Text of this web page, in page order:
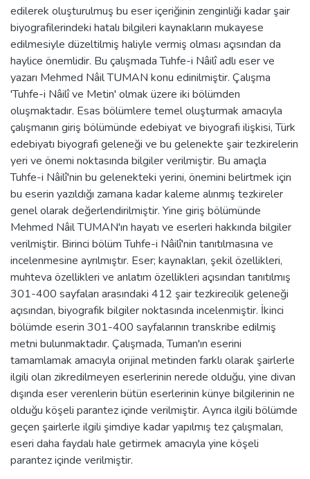
edilerek oluşturulmuş bu eser içeriğinin zenginliği kadar şair
biyografilerindeki hatalı bilgileri kaynakların mukayese
edilmesiyle düzeltilmiş haliyle vermiş olması açısından da
haylice önemlidir. Bu çalışmada Tuhfe-i Nâilî adlı eser ve
yazarı Mehmed Nâil TUMAN konu edinilmiştir. Çalışma
'Tuhfe-i Nâilî ve Metin' olmak üzere iki bölümden
oluşmaktadır. Esas bölümlere temel oluşturmak amacıyla
çalışmanın giriş bölümünde edebiyat ve biyografi ilişkisi, Türk
edebiyatı biyografi geleneği ve bu gelenekte şair tezkirelerin
yeri ve önemi noktasında bilgiler verilmiştir. Bu amaçla
Tuhfe-i Nâilî'nin bu gelenekteki yerini, önemini belirtmek için
bu eserin yazıldığı zamana kadar kaleme alınmış tezkireler
genel olarak değerlendirilmiştir. Yine giriş bölümünde
Mehmed Nâil TUMAN'ın hayatı ve eserleri hakkında bilgiler
verilmiştir. Birinci bölüm Tuhfe-i Nâilî'nin tanıtılmasına ve
incelenmesine ayrılmıştır. Eser; kaynakları, şekil özellikleri,
muhteva özellikleri ve anlatım özellikleri açısından tanıtılmış
301-400 sayfaları arasındaki 412 şair tezkirecilik geleneği
açısından, biyografik bilgiler noktasında incelenmiştir. İkinci
bölümde eserin 301-400 sayfalarının transkribe edilmiş
metni bulunmaktadır. Çalışmada, Tuman'ın eserini
tamamlamak amacıyla orijinal metinden farklı olarak şairlerle
ilgili olan zikredilmeyen eserlerinin nerede olduğu, yine divan
dışında eser verenlerin bütün eserlerinin künye bilgilerinin ne
olduğu köşeli parantez içinde verilmiştir. Ayrıca ilgili bölümde
geçen şairlerle ilgili şimdiye kadar yapılmış tez çalışmaları,
eseri daha faydalı hale getirmek amacıyla yine köşeli
parantez içinde verilmiştir.